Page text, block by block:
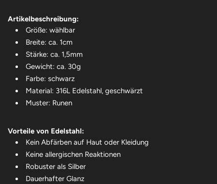
Artikelbeschreibung:
Größe: wählbar
Breite: ca. 1cm
Stärke: ca. 1,5mm
Gewicht: ca. 30g
Farbe: schwarz
Material: 316L Edelstahl, geschwärzt
Muster: Runen
Vorteile von Edelstahl:
Kein Abfärben auf Haut oder Kleidung
Keine allergischen Reaktionen
Robuster als Silber
Dauerhafter Glanz